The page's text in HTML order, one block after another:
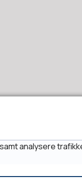
analysere